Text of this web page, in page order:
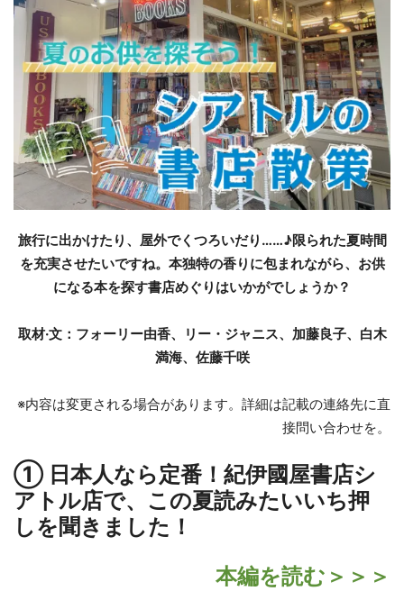
旅行に出かけたり、屋外でくつろいだり……♪限られた夏時間
を充実させたいですね。本独特の香りに包まれながら、お供
になる本を探す書店めぐりはいかがでしょうか？
取材·文：フォーリー由香、リー・ジャニス、加藤良子、白木
満海、佐藤千咲
※内容は変更される場合があります。詳細は記載の連絡先に直
接問い合わせを。
① 日本人なら定番！ 紀伊國屋書店シ
アトル店で、この夏読みたいいち押
しを聞きました！
本編を読む＞＞＞